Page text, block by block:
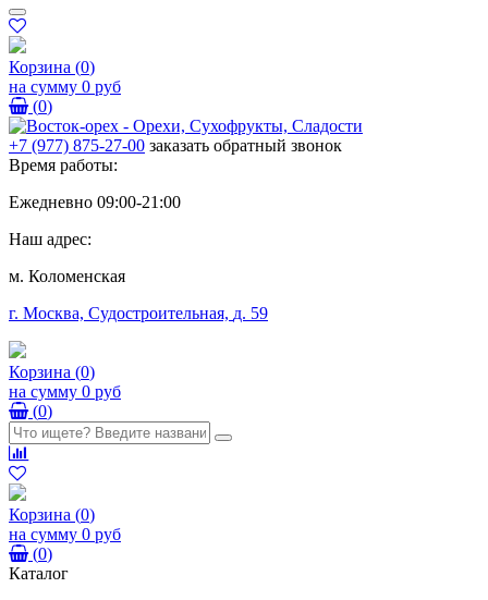
Корзина (0)
на сумму 0 руб
(0)
+7 (977) 875-27-00 заказать обратный звонок
Время работы:
Ежедневно 09:00-21:00
Наш адрес:
м. Коломенская
г. Москва, Судостроительная, д. 59
Корзина (0)
на сумму 0 руб
(0)
Корзина (0)
на сумму 0 руб
(0)
Каталог